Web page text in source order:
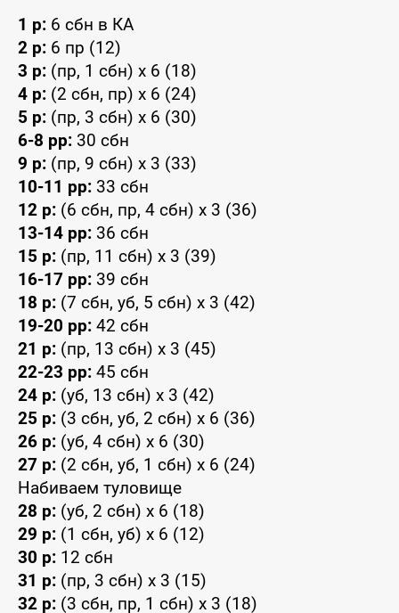
1 р: 6 сбн в КА
2 р: 6 пр (12)
3 р: (пр, 1 сбн) x 6 (18)
4 р: (2 сбн, пр) x 6 (24)
5 р: (пр, 3 сбн) x 6 (30)
6-8 рр: 30 сбн
9 р: (пр, 9 сбн) x 3 (33)
10-11 рр: 33 сбн
12 р: (6 сбн, пр, 4 сбн) x 3 (36)
13-14 рр: 36 сбн
15 р: (пр, 11 сбн) x 3 (39)
16-17 рр: 39 сбн
18 р: (7 сбн, уб, 5 сбн) x 3 (42)
19-20 рр: 42 сбн
21 р: (пр, 13 сбн) x 3 (45)
22-23 рр: 45 сбн
24 р: (уб, 13 сбн) x 3 (42)
25 р: (3 сбн, уб, 2 сбн) x 6 (36)
26 р: (уб, 4 сбн) x 6 (30)
27 р: (2 сбн, уб, 1 сбн) x 6 (24)
Набиваем туловище
28 р: (уб, 2 сбн) x 6 (18)
29 р: (1 сбн, уб) x 6 (12)
30 р: 12 сбн
31 р: (пр, 3 сбн) x 3 (15)
32 р: (3 сбн, пр, 1 сбн) x 3 (18)